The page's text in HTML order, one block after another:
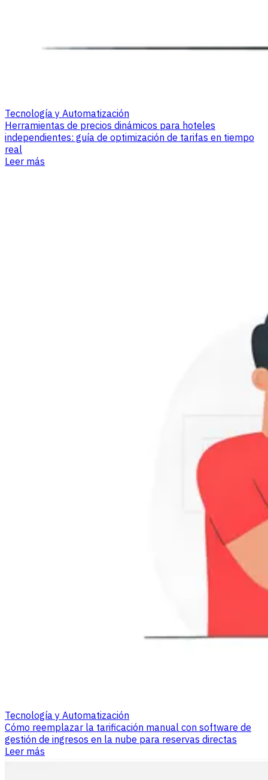
Tecnología y Automatización
Herramientas de precios dinámicos para hoteles
independientes: guía de optimización de tarifas en tiempo
real
Leer más
Tecnología y Automatización
Cómo reemplazar la tarificación manual con software de
gestión de ingresos en la nube para reservas directas
Leer más